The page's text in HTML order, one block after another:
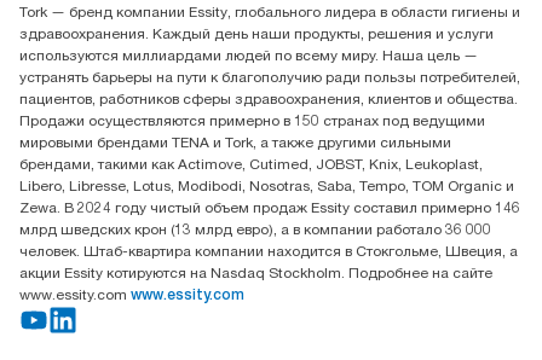
Контакты на рынках СНГ
ООО «Эссити», Представительство в Казахстане Пр.
Достык, 210, 2 блок, 3 этаж,
офис №32 050051, г.
Алматы, Казахстан
Tork — бренд компании Essity, глобального лидера в области гигиены и
здравоохранения. Каждый день наши продукты, решения и услуги
используются миллиардами людей по всему миру. Наша цель —
устранять барьеры на пути к благополучию ради пользы потребителей,
пациентов, работников сферы здравоохранения, клиентов и общества.
Продажи осуществляются примерно в 150 странах под ведущими
мировыми брендами TENA и Tork, а также другими сильными
брендами, такими как Actimove, Cutimed, JOBST, Knix, Leukoplast,
Libero, Libresse, Lotus, Modibodi, Nosotras, Saba, Tempo, TOM Organic и
Zewa. В 2024 году чистый объем продаж Essity составил примерно 146
млрд шведских крон (13 млрд евро), а в компании работало 36 000
человек. Штаб-квартира компании находится в Стокгольме, Швеция, а
акции Essity котируются на Nasdaq Stockholm. Подробнее на сайте
www.essity.com www.essity.com